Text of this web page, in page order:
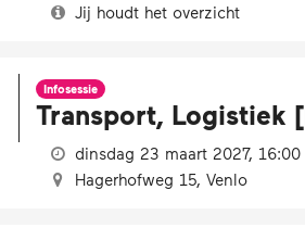
Jij houdt het overzicht
Infosessie
Transport, Logistiek
dinsdag 23 maart 2027,
Hagerhofweg 15, Venlo